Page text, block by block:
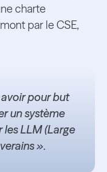
charte
par le CSE,
pour but
un système
LLM (Large
».